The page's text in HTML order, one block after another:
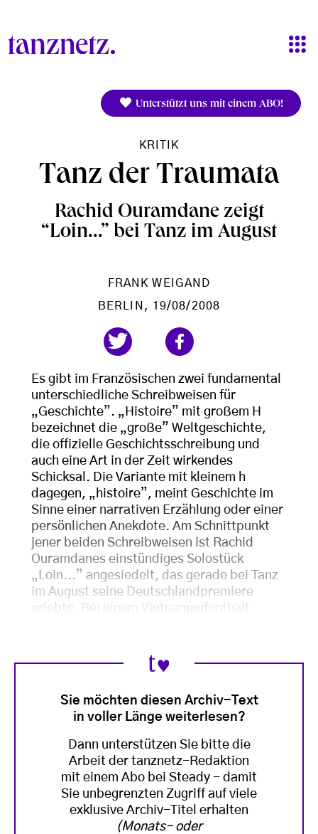
Unterstützt uns mit einem ABO!
KRITIK
Tanz der Traumata
Rachid Ouramdane zeigt
“Loin...” bei Tanz im August
FRANK WEIGAND
BERLIN , 19/08/2008
Es gibt im Französischen zwei fundamental
unterschiedliche Schreibweisen für
„Geschichte”. „Histoire” mit großem H
bezeichnet die „große” Weltgeschichte,
die offizielle Geschichtsschreibung und
auch eine Art in der Zeit wirkendes
Schicksal. Die Variante mit kleinem h
dagegen, „histoire”, meint Geschichte im
Sinne einer narrativen Erzählung oder einer
persönlichen Anekdote. Am Schnittpunkt
jener beiden Schreibweisen ist Rachid
Ouramdanes einstündiges Solostück
„Loin...” angesiedelt, das gerade bei Tanz
im August seine Deutschlandpremiere
erlebte. Bei einem Vietnamaufenthalt
Sie möchten diesen Archiv-Text
in voller Länge weiterlesen?
Dann unterstützen Sie bitte die
Arbeit der tanznetz-Redaktion
mit einem Abo bei Steady - damit
Sie unbegrenzten Zugriff auf viele
exklusive Archiv-Titel erhalten
(Monats- oder